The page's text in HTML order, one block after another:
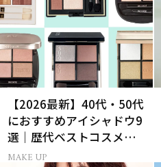
【2026最新】40代・50代
におすすめアイシャドウ9
選｜歴代ベストコスメ受
賞まとめ
MAKE UP